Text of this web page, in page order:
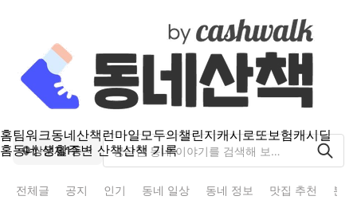
홈팀워크동네산책런마일모두의챌린지캐시로또보험캐시딜
홈동네 생활주변 산책산책 기록
쌍문제1동
전체글 공지 인기 동네 일상 동네 정보 맛집 추천 분